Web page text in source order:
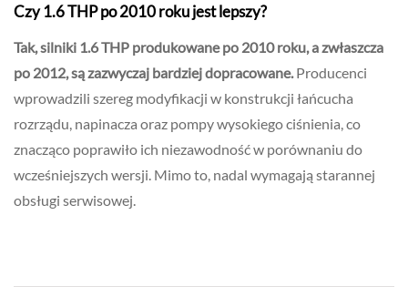
Czy 1.6 THP po 2010 roku jest lepszy?
Tak, silniki 1.6 THP produkowane po 2010 roku, a zwłaszcza
po 2012, są zazwyczaj bardziej dopracowane. Producenci
wprowadzili szereg modyfikacji w konstrukcji łańcucha
rozrządu, napinacza oraz pompy wysokiego ciśnienia, co
znacząco poprawiło ich niezawodność w porównaniu do
wcześniejszych wersji. Mimo to, nadal wymagają starannej
obsługi serwisowej.